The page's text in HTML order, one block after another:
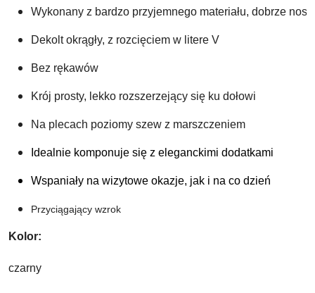
Wykonany z bardzo przyjemnego materiału, dobrze
Dekolt okrągły, z rozcięciem w litere V
Bez rękawów
Krój prosty, lekko rozszerzejący się ku dołowi
Na plecach poziomy szew z marszczeniem
Idealnie komponuje się z eleganckimi dodatkami
Wspaniały na wizytowe okazje, jak i na co dzień
Przyciągający wzrok
Kolor:
czarny